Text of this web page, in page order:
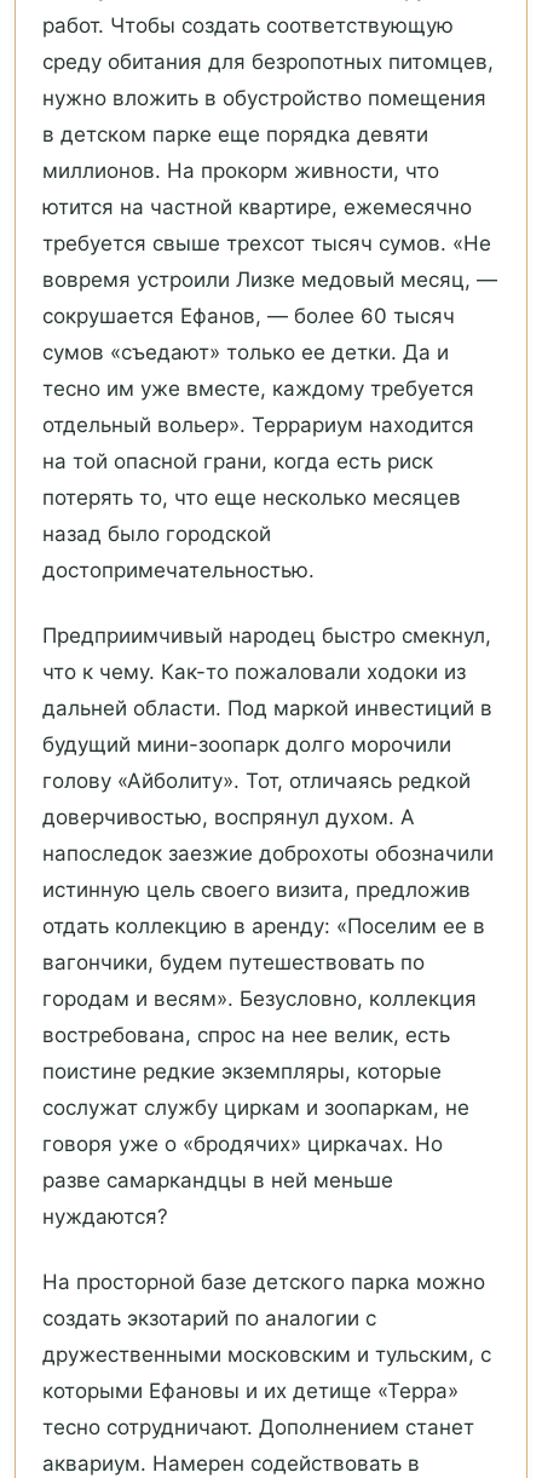
работ. Чтобы создать соответствующую
среду обитания для безропотных питомцев,
нужно вложить в обустройство помещения
в детском парке еще порядка девяти
миллионов. На прокорм живности, что
ютится на частной квартире, ежемесячно
требуется свыше трехсот тысяч сумов. «Не
вовремя устроили Лизке медовый месяц, —
сокрушается Ефанов, — более 60 тысяч
сумов «съедают» только ее детки. Да и
тесно им уже вместе, каждому требуется
отдельный вольер». Террариум находится
на той опасной грани, когда есть риск
потерять то, что еще несколько месяцев
назад было городской
достопримечательностью.
Предприимчивый народец быстро смекнул,
что к чему. Как-то пожаловали ходоки из
дальней области. Под маркой инвестиций в
будущий мини-зоопарк долго морочили
голову «Айболиту». Тот, отличаясь редкой
доверчивостью, воспрянул духом. А
напоследок заезжие доброхоты обозначили
истинную цель своего визита, предложив
отдать коллекцию в аренду: «Поселим ее в
вагончики, будем путешествовать по
городам и весям». Безусловно, коллекция
востребована, спрос на нее велик, есть
поистине редкие экземпляры, которые
сослужат службу циркам и зоопаркам, не
говоря уже о «бродячих» циркачах. Но
разве самаркандцы в ней меньше
нуждаются?
На просторной базе детского парка можно
создать экзотарий по аналогии с
дружественными московским и тульским, с
которыми Ефановы и их детище «Терра»
тесно сотрудничают. Дополнением станет
аквариум. Намерен содействовать в